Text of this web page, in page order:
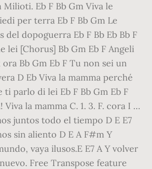
Eb F Bb Gm Viva le
per terra Eb F Bb Gm Le
del dopoguerra Eb F Bb Eb Bb F
lei [Chorus] Bb Gm Eb F Angeli
Bb Gm Eb F Tu non sei un
D Eb Viva la mamma perché
ti parlo di lei Eb F Bb Gm Eb F
Viva la mamma C. 1. 3. F. cora I …
juntos todo el tiempo D E E7
sin aliento D E A F#m Y
vaya ilusos.E E7 A Y volver
Free Transpose feature